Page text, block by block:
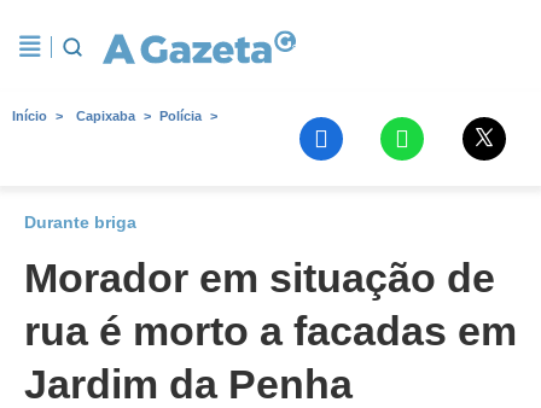
Início Capixaba Polícia
Durante briga
Morador em situação de
rua é morto a facadas em
Jardim da Penha